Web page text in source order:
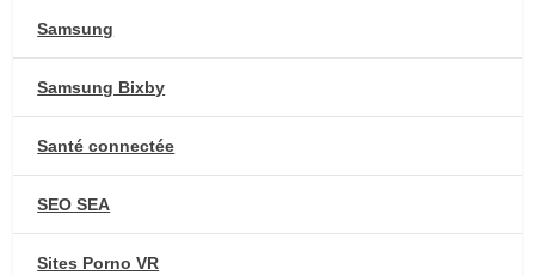
Samsung
Samsung Bixby
Santé connectée
SEO SEA
Sites Porno VR